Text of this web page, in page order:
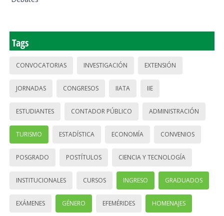
Tags
CONVOCATORIAS INVESTIGACIÓN EXTENSIÓN
JORNADAS CONGRESOS IIATA IIE
ESTUDIANTES CONTADOR PÚBLICO ADMINISTRACIÓN
TURISMO ESTADÍSTICA ECONOMÍA CONVENIOS
POSGRADO POSTÍTULOS CIENCIA Y TECNOLOGÍA
INSTITUCIONALES CURSOS INGRESO GRADUADOS
EXÁMENES GÉNERO EFEMÉRIDES HOMENAJES